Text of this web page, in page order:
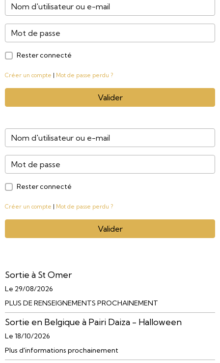
Rester connecté
Créer un compte | Mot de passe perdu ?
Valider
Rester connecté
Créer un compte | Mot de passe perdu ?
Valider
Sortie à St Omer
Le 29/08/2026
PLUS DE RENSEIGNEMENTS PROCHAINEMENT
Sortie en Belgique à Pairi Daiza - Halloween
Le 18/10/2026
Plus d'informations prochainement